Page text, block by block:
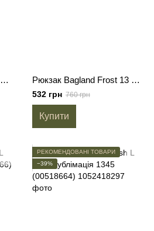
Рюкзак Bagland Frost 13 л. сублімація 459 (005406640) Рюкзак Bagland Frost 13 л. сублімація 470 (005406640)
532 грн 760 грн
Купити
РЕКОМЕНДОВАНІ ТОВАРИ
−39%